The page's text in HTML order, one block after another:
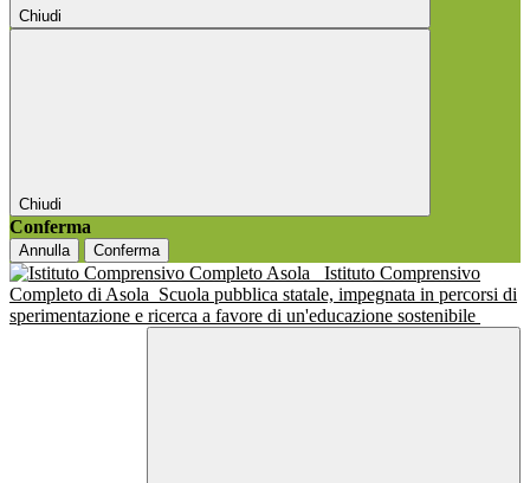
Chiudi
Chiudi
Conferma
Annulla Conferma
Istituto Comprensivo
Completo di Asola Scuola pubblica statale, impegnata in percorsi di
sperimentazione e ricerca a favore di un'educazione sostenibile